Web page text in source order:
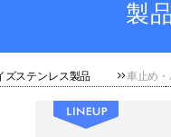
製
ズステンレス製品 車止め・